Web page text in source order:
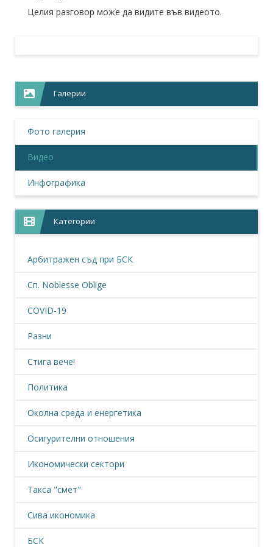
Целия разговор може да видите във видеото.
Галерии
Фото галерия
Видео
Инфографика
Категории
Арбитражен съд при БСК
Сп. Noblesse Oblige
COVID-19
Разни
Стига вече!
Политика
Околна среда и енергетика
Осигурителни отношения
Икономически сектори
Такса "смет"
Сива икономика
БСК